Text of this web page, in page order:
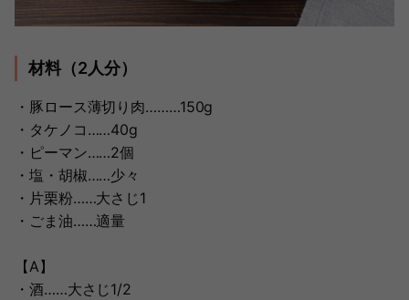
材料（2人分）
・豚ロース薄切り肉………150g
・タケノコ……40g
・ピーマン……2個
・塩・胡椒……少々
・片栗粉……大さじ1
・ごま油……適量
【A】
・酒……大さじ1/2